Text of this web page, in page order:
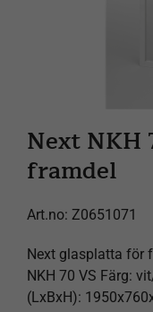
Next NKH
framdel
Art.no: Z0651071
Next glasplatta för
NKH 70 VS Färg:
(LxBxH):